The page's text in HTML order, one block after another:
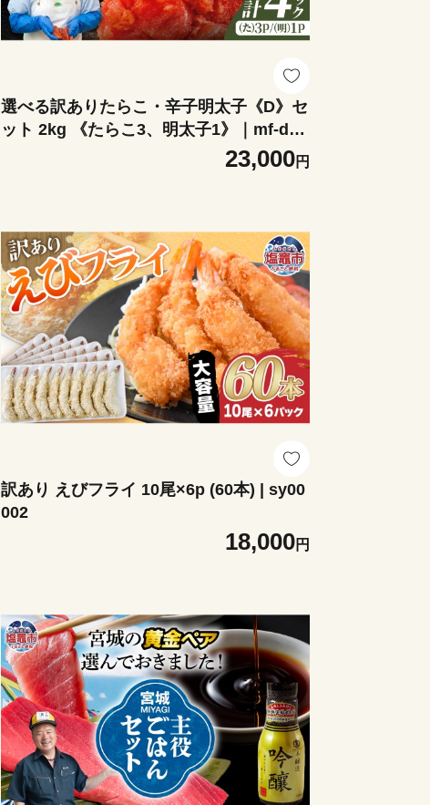
選べる訳ありたらこ・辛子明太子《D》セ
ット 2kg 《たらこ3、明太子1》｜mf-d-s
et-2kg 塩竈市 塩釜 マルミヤフーズ（株）
23,000円
訳あり えびフライ 10尾×6p (60本) | sy00
002
18,000円